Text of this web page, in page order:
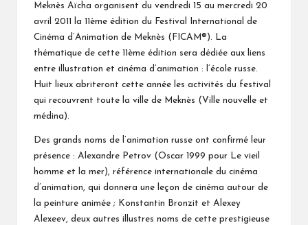
Meknès Aïcha organisent du vendredi 15 au mercredi 20
avril 2011 la 11ème édition du Festival International de
Cinéma d’Animation de Meknès (FICAM®). La
thématique de cette 11ème édition sera dédiée aux liens
entre illustration et cinéma d’animation : l’école russe.
Huit lieux abriteront cette année les activités du festival
qui recouvrent toute la ville de Meknès (Ville nouvelle et
médina).
Des grands noms de l’animation russe ont confirmé leur
présence : Alexandre Petrov (Oscar 1999 pour Le vieil
homme et la mer), référence internationale du cinéma
d’animation, qui donnera une leçon de cinéma autour de
la peinture animée ; Konstantin Bronzit et Alexey
Alexeev, deux autres illustres noms de cette prestigieuse